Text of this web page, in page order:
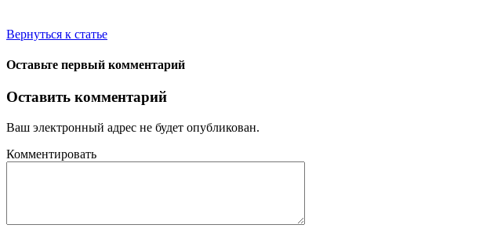
Вернуться к статье
Оставьте первый комментарий
Оставить комментарий
Ваш электронный адрес не будет опубликован.
Комментировать